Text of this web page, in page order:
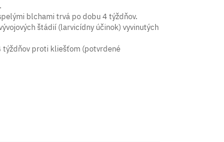
blchami trvá po dobu 4 týždňov.
štádií (larvicídny účinok) vyvinutých
týždňov proti kliešťom (potvrdené